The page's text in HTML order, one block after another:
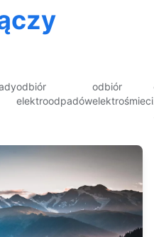
odbiór
elektroodpadów
odbiór
elektrośmieci